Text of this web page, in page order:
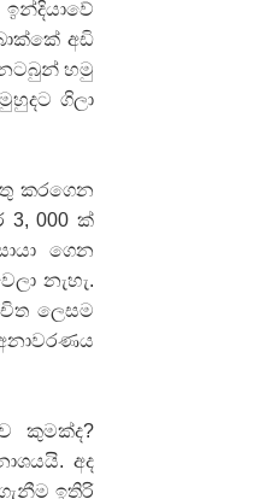
අඩි
නටබුන් හමු
ගිලා
කරගෙන
000 ක්
ගෙන
නැහැ.
ලෙසම
කුමක්ද?
අද
ඉතිරි